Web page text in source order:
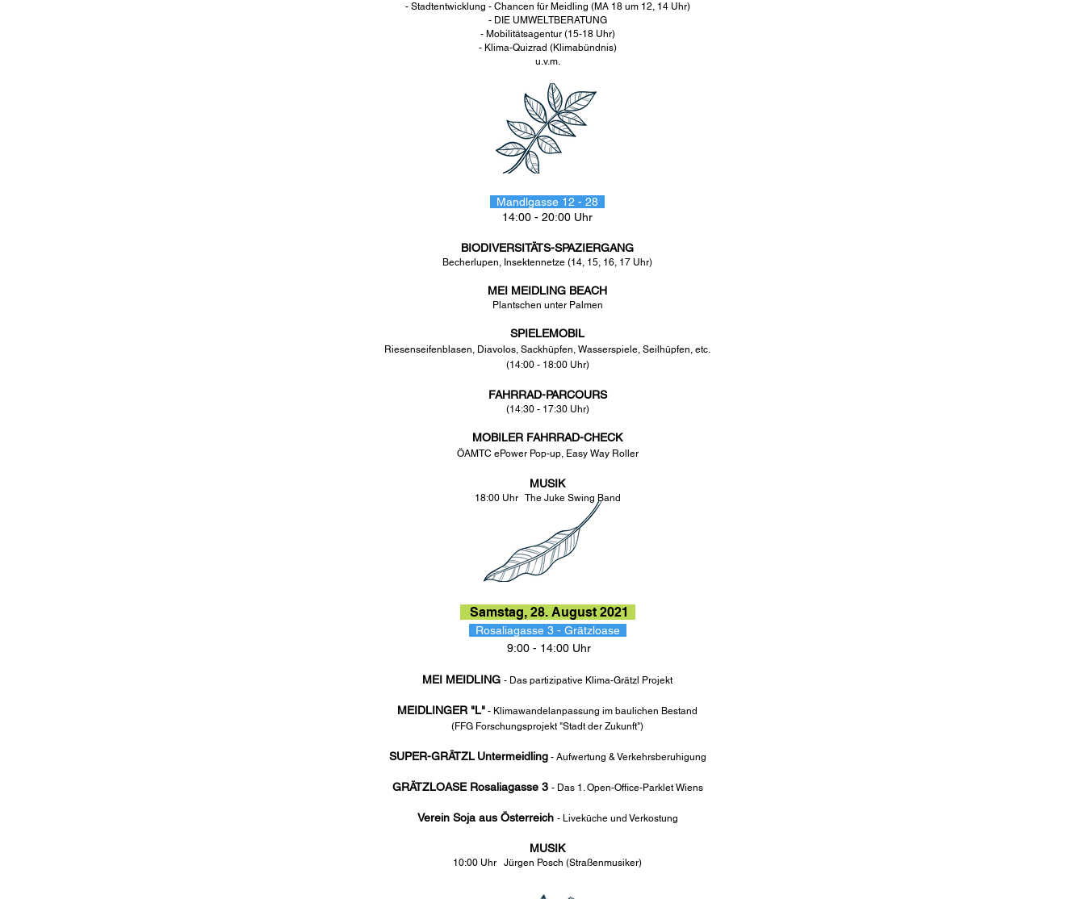
- Stadtentwicklung - Chancen für Meidling (MA 18 um 12, 14 Uhr)
- DIE UMWELTBERATUNG
- Mobilitätsagentur (15-18 Uhr)
- Klima-Quizrad (Klimabündnis)
u.v.m.
Mandlgasse 12 - 28
14:00 - 20:00 Uhr
BIODIVERSITÄTS-SPAZIERGANG
Becherlupen, Insektennetze (14, 15, 16, 17 Uhr)
MEI MEIDLING BEACH
Plantschen unter Palmen
SPIELEMOBIL
Riesenseifenblasen, Diavolos, Sackhüpfen, Wasserspiele, Seilhüpfen, etc.
(14:00 - 18:00 Uhr)
FAHRRAD-PARCOURS
(14:30 - 17:30 Uhr)
MOBILER FAHRRAD-CHECK
ÖAMTC ePower Pop-up, Easy Way Roller
MUSIK
18:00 Uhr The Juke Swing Band
Samstag, 28. August 2021
Rosaliagasse 3 - Grätzloase
9:00 - 14:00 Uhr
MEI MEIDLING - Das partizipative Klima-Grätzl Projekt
MEIDLINGER "L" - Klimawandelanpassung im baulichen Bestand
(FFG Forschungsprojekt "Stadt der Zukunft")
SUPER-GRÄTZL Untermeidling- Aufwertung & Verkehrsberuhigung
GRÄTZLOASE Rosaliagasse 3 - Das 1. Open-Office-Parklet Wiens
Verein Soja aus Österreich - Liveküche und Verkostung
MUSIK
10:00 Uhr Jürgen Posch (Straßenmusiker)